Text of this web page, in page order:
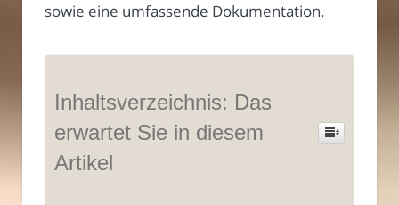
sowie eine umfassende Dokumentation.
Inhaltsverzeichnis: Das
erwartet Sie in diesem
Artikel